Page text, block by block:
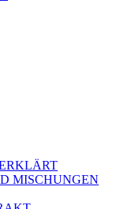
MISCHUNGEN